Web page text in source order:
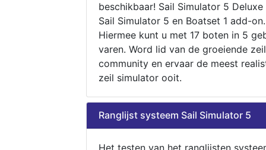
beschikbaar! Sail Simulator 5
Sail Simulator 5 en Boatset 1 add-on.
Hiermee kunt u met 17 boten in 5
varen. Word lid van de groeiende zeil
community en ervaar de meest
zeil simulator ooit.
Ranglijst systeem Sail Simulator 5